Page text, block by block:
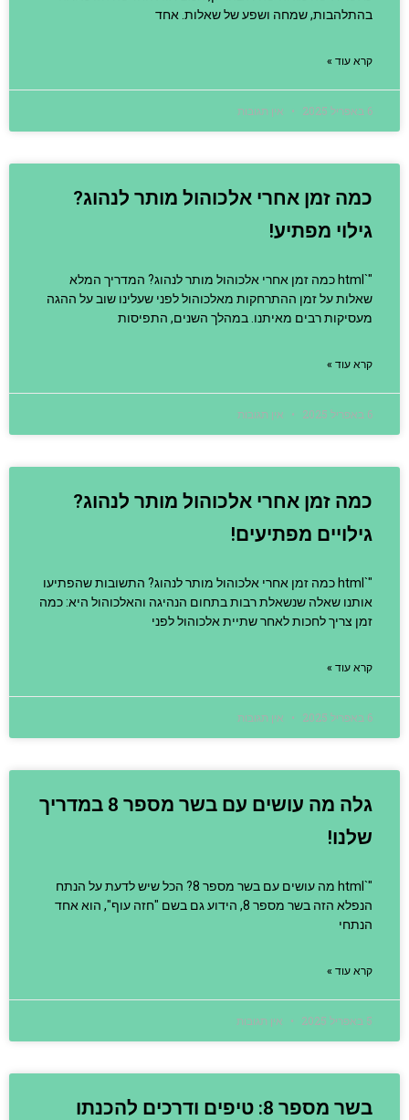
בהתלהבות, שמחה ושפע של שאלות. אחד
קרא עוד »
6 באפריל 2025 אין תגובות
כמה זמן אחרי אלכוהול מותר לנהוג?
גילוי מפתיע!
"`html כמה זמן אחרי אלכוהול מותר לנהוג? המדריך המלא
שאלות על זמן ההתרחקות מאלכוהול לפני שעלינו שוב על ההגה
מעסיקות רבים מאיתנו. במהלך השנים, התפיסות
קרא עוד »
6 באפריל 2025 אין תגובות
כמה זמן אחרי אלכוהול מותר לנהוג?
גילויים מפתיעים!
"`html כמה זמן אחרי אלכוהול מותר לנהוג? התשובות שהפתיעו
אותנו שאלה שנשאלת רבות בתחום הנהיגה והאלכוהול היא: כמה
זמן צריך לחכות לאחר שתיית אלכוהול לפני
קרא עוד »
6 באפריל 2025 אין תגובות
גלה מה עושים עם בשר מספר 8 במדריך
שלנו!
"`html מה עושים עם בשר מספר 8? הכל שיש לדעת על הנתח
הנפלא הזה בשר מספר 8, הידוע גם בשם "חזה עוף", הוא אחד
הנתחי
קרא עוד »
5 באפריל 2025 אין תגובות
בשר מספר 8: טיפים ודרכים להכנתו